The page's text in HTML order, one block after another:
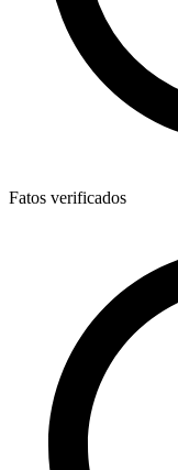
Fatos verificados